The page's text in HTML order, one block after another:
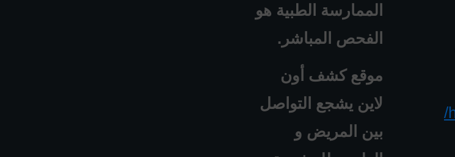
الممارسة الطبية هو
الفحص المباشر.
موقع كشف أون
لاين يشجع التواصل
بين المريض و
https://alrijal.com/